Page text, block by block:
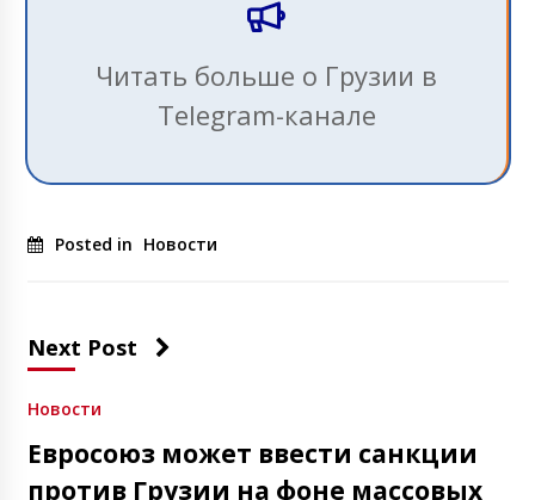
Читать больше о Грузии в
Telegram-канале
Posted in Новости
Next Post
Новости
Евросоюз может ввести санкции
против Грузии на фоне массовых